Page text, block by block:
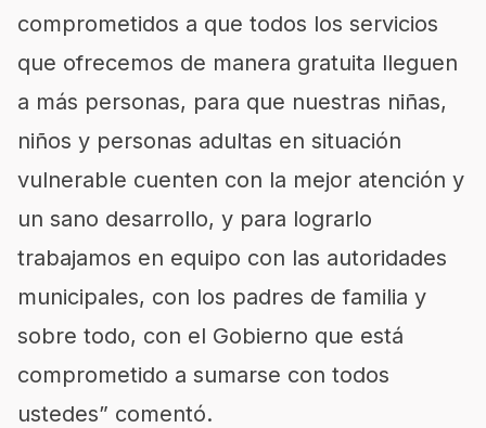
comprometidos a que todos los servicios
que ofrecemos de manera gratuita lleguen
a más personas, para que nuestras niñas,
niños y personas adultas en situación
vulnerable cuenten con la mejor atención y
un sano desarrollo, y para lograrlo
trabajamos en equipo con las autoridades
municipales, con los padres de familia y
sobre todo, con el Gobierno que está
comprometido a sumarse con todos
ustedes” comentó.